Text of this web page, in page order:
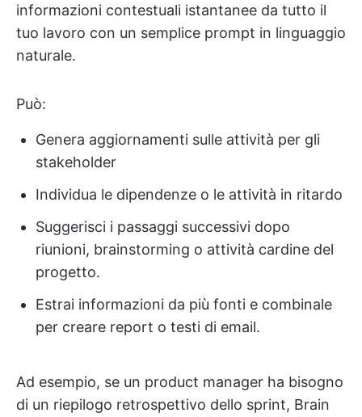
informazioni contestuali istantanee da tutto il
tuo lavoro con un semplice prompt in linguaggio
naturale.
Può:
Genera aggiornamenti sulle attività per gli
stakeholder
Individua le dipendenze o le attività in ritardo
Suggerisci i passaggi successivi dopo
riunioni, brainstorming o attività cardine del
progetto.
Estrai informazioni da più fonti e combinale
per creare report o testi di email.
Ad esempio, se un product manager ha bisogno
di un riepilogo retrospettivo dello sprint, Brain